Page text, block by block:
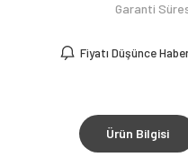
Garanti
Fiyatı Düşünce
Ürün Bilgisi